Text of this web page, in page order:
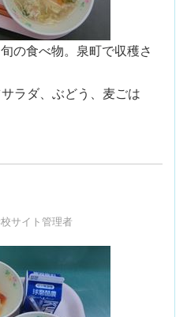
の食べ物。泉町で収穫さ
ラダ、ぶどう、麦ごは
サイト管理者